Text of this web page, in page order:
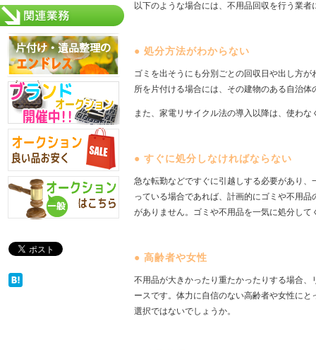
以下のような場合には、不用品回収を行う業
● 処分方法がわからない
ゴミを出そうにも分別ごとの回収日や出し方
所を片付ける場合には、その建物のある自治
また、家電リサイクル法の導入以降は、使わ
● すぐに処分しなければならない
急な転勤などですぐに引越しする必要があり
っている場合であれば、計画的にゴミや不用
がありません。ゴミや不用品を一気に処分し
● 高齢者や女性
不用品が大きかったり重たかったりする場合
ースです。体力に自信のない高齢者や女性に
選択ではないでしょうか。